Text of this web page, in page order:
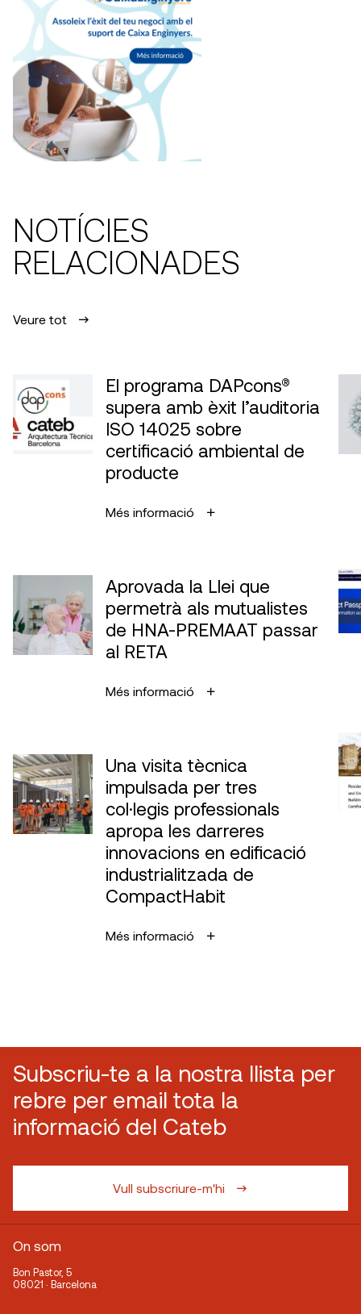
NOTÍCIES
RELACIONADES
Veure tot
El programa DAPcons®
supera amb èxit l’auditoria
ISO 14025 sobre
certificació ambiental de
producte
Més informació
Aprovada la Llei que
permetrà als mutualistes
de HNA-PREMAAT passar
al RETA
Més informació
Una visita tècnica
impulsada per tres
col·legis professionals
apropa les darreres
innovacions en edificació
industrialitzada de
CompactHabit
Més informació
Subscriu-te a la nostra llista per
rebre per email tota la
informació del Cateb
Vull subscriure-m'hi
On som
Bon Pastor, 5
08021 · Barcelona